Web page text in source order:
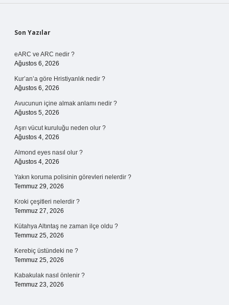
Sidebar
Son Yazılar
eARC ve ARC nedir ?
Ağustos 6, 2026
Kur’an’a göre Hristiyanlık nedir ?
Ağustos 6, 2026
Avucunun içine almak anlamı nedir ?
Ağustos 5, 2026
Aşırı vücut kuruluğu neden olur ?
Ağustos 4, 2026
Almond eyes nasıl olur ?
Ağustos 4, 2026
Yakın koruma polisinin görevleri nelerdir ?
Temmuz 29, 2026
Kroki çeşitleri nelerdir ?
Temmuz 27, 2026
Kütahya Altıntaş ne zaman ilçe oldu ?
Temmuz 25, 2026
Kerebiç üstündeki ne ?
Temmuz 25, 2026
Kabakulak nasıl önlenir ?
Temmuz 23, 2026